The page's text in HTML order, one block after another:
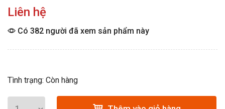
Liên hệ
Có 382 người đã xem sản phẩm này
Tình trạng: Còn hàng